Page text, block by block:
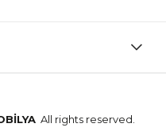
All rights reserved.